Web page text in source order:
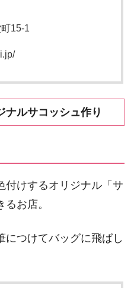
15-1
ナルサコッシュ作り
付けするオリジナル「サ
お店。
につけてバッグに飛ばし